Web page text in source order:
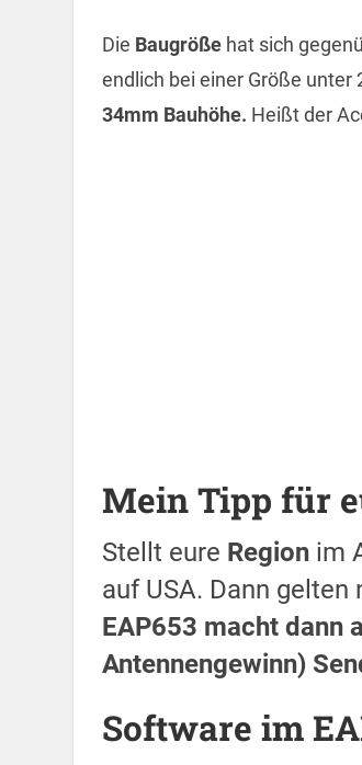
Die Baugröße hat sich
endlich bei einer Größe
34mm Bauhöhe. Heißt der
Mein Tipp für
Stellt eure Regionim
auf USA. Dann gelten
EAP653 macht dann
Antennengewinn)
Software im